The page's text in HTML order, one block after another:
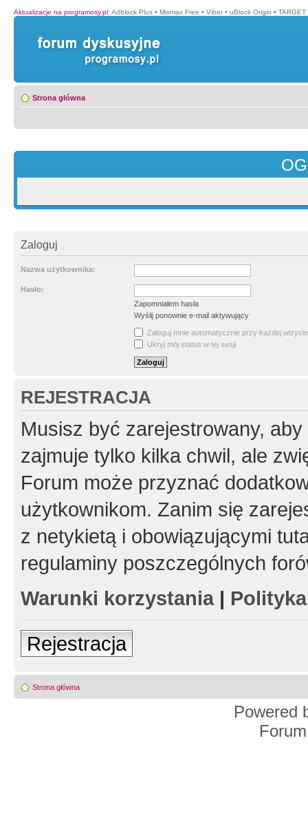
Aktualizacje na programosy.pl: Adblock Plus • Mixmax Free • Viber • uBlock Origin •
Strona główna
Zaloguj
Nazwa użytkownika:
Hasło:
Zapomniałem hasła
Wyślij ponownie e-mail aktywujący
Zaloguj mnie automatycznie przy każdej wizycie
Ukryj mój status w tej sesji
REJESTRACJA
Musisz być zarejestrowany,
zajmuje tylko kilka chwil, ale
Forum może przyznać
użytkownikom. Zanim się
z netykietą i obowiązującymi
regulaminy poszczególnych
Warunki korzystania|
Rejestracja
Strona główna
Powered